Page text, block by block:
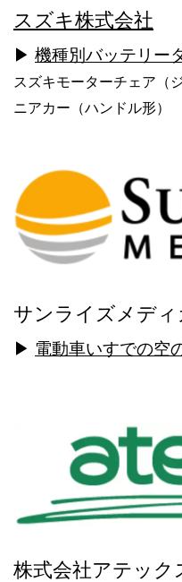
スズキ株式会社
▶ 機種別バッテリー
スズキモーターチェア（
ニアカー（ハンドル形）
サンライズメデ
▶ 電動車いすでの空
株式会社アテック